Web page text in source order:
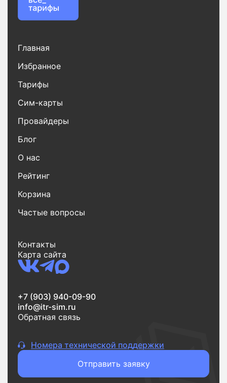
Главная
Избранное
Тарифы
Сим-карты
Провайдеры
Блог
О нас
Рейтинг
Корзина
Частые вопросы
Контакты
Карта сайта
+7 (903) 940-09-90
info@itr-sim.ru
Обратная связь
Номера технической поддержки
Отправить заявку